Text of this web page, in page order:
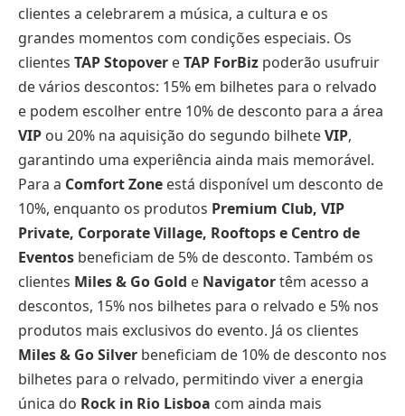
clientes a celebrarem a música, a cultura e os
grandes momentos com condições especiais. Os
clientes TAP Stopover eTAP ForBiz poderão usufruir
de vários descontos: 15% em bilhetes para o relvado
e podem escolher entre 10% de desconto para a área
VIP ou 20% na aquisição do segundo bilheteVIP,
garantindo uma experiência ainda mais memorável.
Para a Comfort Zone está disponível um desconto de
10%, enquanto os produtos Premium Club, VIP
Private, Corporate Village, Rooftops e Centro de
Eventos beneficiam de 5% de desconto. Também os
clientes Miles & Go Gold e Navigatortêm acesso a
descontos, 15% nos bilhetes para o relvado e 5% nos
produtos mais exclusivos do evento. Já os clientes
Miles & Go Silver beneficiam de 10% de desconto nos
bilhetes para o relvado, permitindo viver a energia
única do Rock in Rio Lisboa com ainda mais